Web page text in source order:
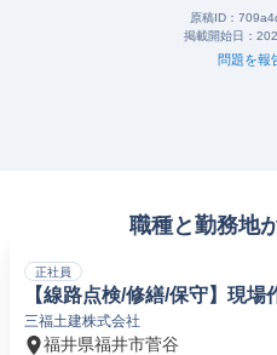
原稿ID：
掲載開始日：
問題を報
職種と勤務地
正社員
【線路点検/修繕/保守】現場
三福土建株式会社
福井県福井市菅谷